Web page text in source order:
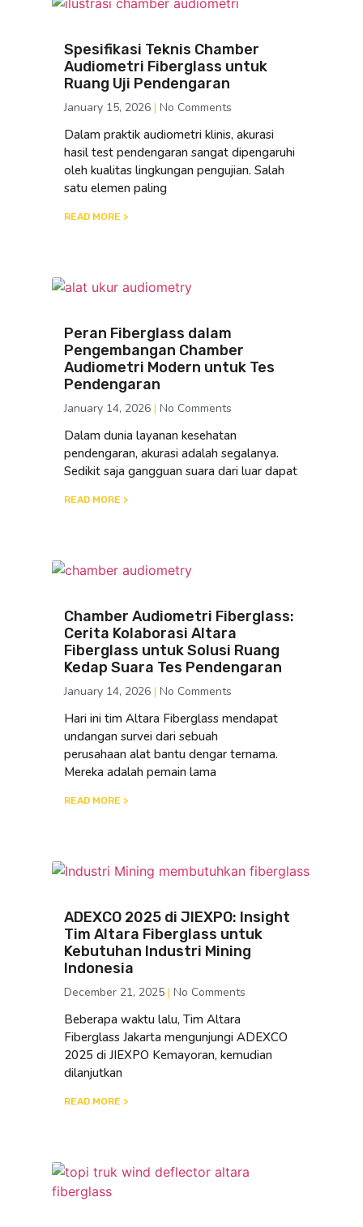
Spesifikasi Teknis Chamber
Audiometri Fiberglass untuk
Ruang Uji Pendengaran
January 15, 2026 No Comments
Dalam praktik audiometri klinis, akurasi
hasil test pendengaran sangat dipengaruhi
oleh kualitas lingkungan pengujian. Salah
satu elemen paling
READ MORE >
Peran Fiberglass dalam
Pengembangan Chamber
Audiometri Modern untuk Tes
Pendengaran
January 14, 2026 No Comments
Dalam dunia layanan kesehatan
pendengaran, akurasi adalah segalanya.
Sedikit saja gangguan suara dari luar dapat
READ MORE >
Chamber Audiometri Fiberglass:
Cerita Kolaborasi Altara
Fiberglass untuk Solusi Ruang
Kedap Suara Tes Pendengaran
January 14, 2026 No Comments
Hari ini tim Altara Fiberglass mendapat
undangan survei dari sebuah
perusahaan alat bantu dengar ternama.
Mereka adalah pemain lama
READ MORE >
ADEXCO 2025 di JIEXPO: Insight
Tim Altara Fiberglass untuk
Kebutuhan Industri Mining
Indonesia
December 21, 2025 No Comments
Beberapa waktu lalu, Tim Altara
Fiberglass Jakarta mengunjungi ADEXCO
2025 di JIEXPO Kemayoran, kemudian
dilanjutkan
READ MORE >